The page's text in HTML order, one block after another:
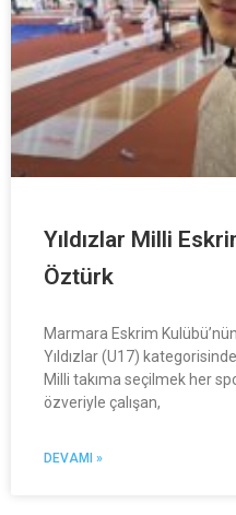
Yıldızlar Milli
Öztürk
Marmara Eskrim
Yıldızlar (U17)
Milli takıma seçilmek her
özveriyle çalışan,
DEVAMI »